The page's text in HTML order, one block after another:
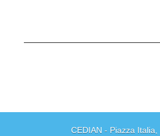
CEDIAN - Piazza